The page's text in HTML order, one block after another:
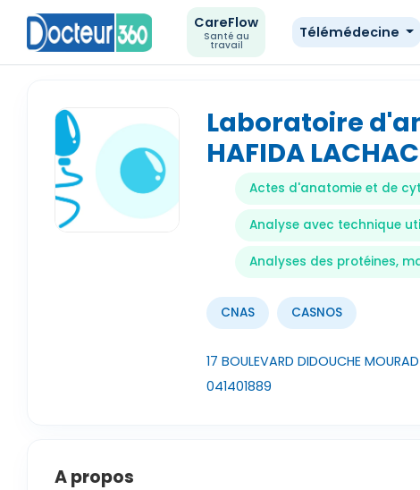
CareFlow
Santé au
travail
Télémédecine
Laboratoire
HAFIDA
Actes d'anatomie et de
Analyse avec technique
Analyses des protéines,
CNAS CASNOS
17 BOULEVARD DIDOUCHE
041401889
A propos